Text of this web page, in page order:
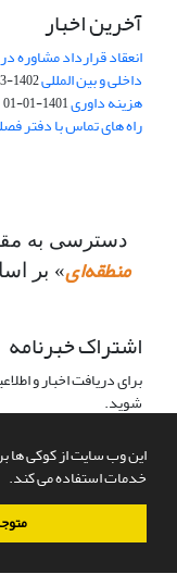
این وب سایت از کوکی ها
خدمات استفاده می کند.
آخرین اخبار
انعقاد قرارداد مشاوره
داخلی و بین المللی1402-03-28
هزینه داوری1401-01-01
راه های تماس با دفتر
دسترسی به
منطقه‌ای» بر
اشتراک خبرنامه
برای دریافت اخبار و
شوید.
سامانه مدیریت